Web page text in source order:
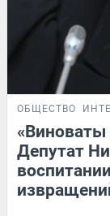
ОБЩЕСТВО
Депутат